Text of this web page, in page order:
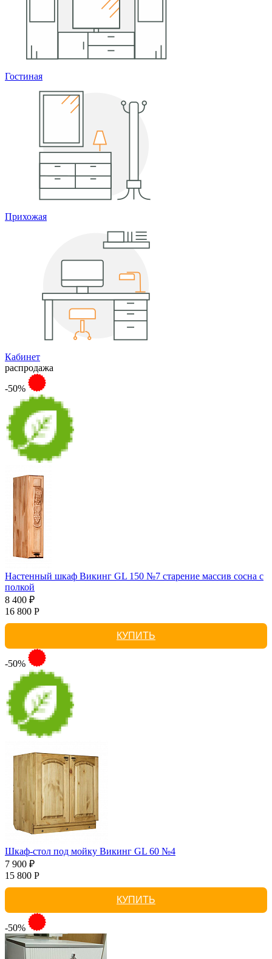
Гостиная
Прихожая
Кабинет
распродажа
-50%
Настенный шкаф Викинг GL 150 №7 старение массив сосна с
полкой
8 400 ₽
16 800 Р
КУПИТЬ
-50%
Шкаф-стол под мойку Викинг GL 60 №4
7 900 ₽
15 800 Р
КУПИТЬ
-50%